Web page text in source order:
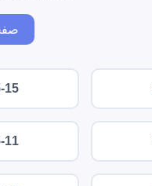
15
11